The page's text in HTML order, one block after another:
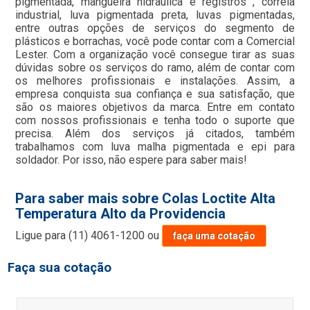
industrial, luva pigmentada preta, luvas pigmentadas,
entre outras opções de serviços do segmento de
plásticos e borrachas, você pode contar com a Comercial
Lester. Com a organização você consegue tirar as suas
dúvidas sobre os serviços do ramo, além de contar com
os melhores profissionais e instalações. Assim, a
empresa conquista sua confiança e sua satisfação, que
são os maiores objetivos da marca. Entre em contato
com nossos profissionais e tenha todo o suporte que
precisa. Além dos serviços já citados, também
trabalhamos com luva malha pigmentada e epi para
soldador. Por isso, não espere para saber mais!
Para saber mais sobre Colas Loctite Alta
Temperatura Alto da Providencia
Ligue para(11) 4061-1200 ou faça uma cotação
Faça sua cotação